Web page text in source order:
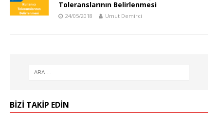
Toleranslarının Belirlenmesi
24/05/2018 Umut Demirci
BIZI TAKIP EDIN